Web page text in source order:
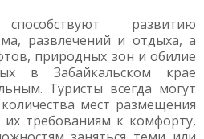
развитию
развлечений и отдыха, а
природных зон и обилие
в Забайкальском крае
Туристы всегда могут
мест размещения
требованиям к комфорту,